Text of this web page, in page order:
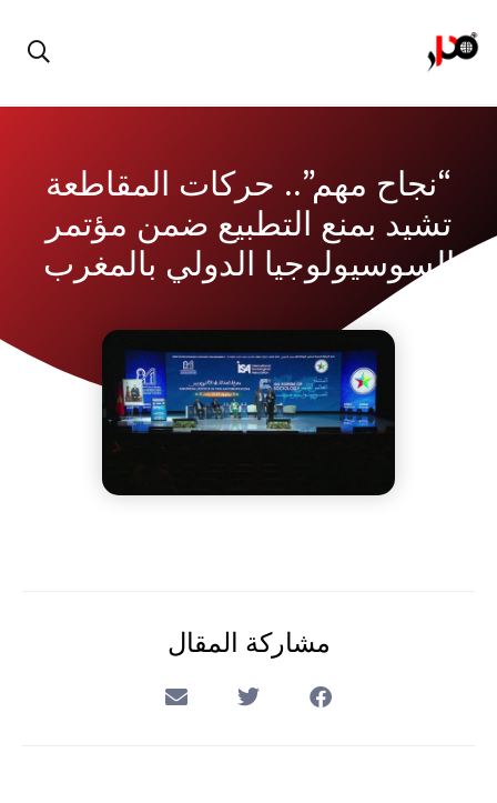
“نجاح مهم”.. حركات المقاطعة
تشيد بمنع التطبيع ضمن مؤتمر
السوسيولوجيا الدولي بالمغرب
مشاركة المقال